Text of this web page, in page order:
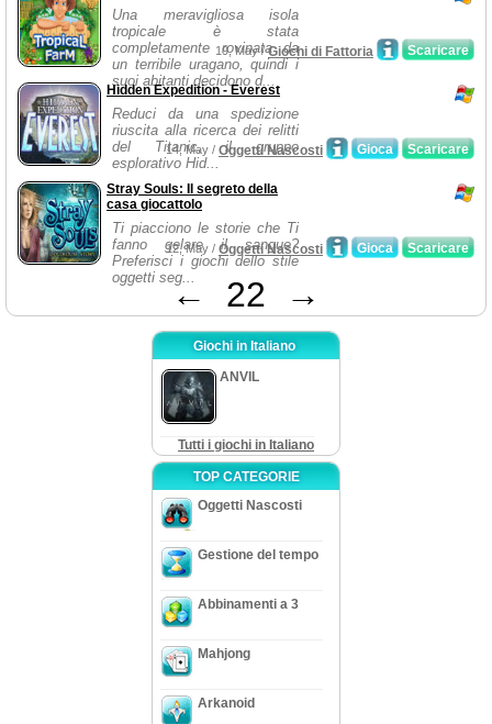
Una meravigliosa isola
tropicale è stata
completamente rovinata da
un terribile uragano, quindi i
suoi abitanti decidono d...
Scaricare
19, May /Giochi di Fattoria
Hidden Expedition - Everest
Reduci da una spedizione
riuscita alla ricerca dei relitti
del Titanic, il gruppo
esplorativo Hid...
Scaricare
Gioca
14, May / Oggetti Nascosti
Stray Souls: Il segreto della
casa giocattolo
Ti piacciono le storie che Ti
fanno gelare il sangue?
Preferisci i giochi dello stile
oggetti seg...
Scaricare
Gioca
12, May / Oggetti Nascosti
← 22 →
Giochi in Italiano
ANVIL
Tutti i giochi in Italiano
TOP CATEGORIE
Oggetti Nascosti
Gestione del tempo
Abbinamenti a 3
Mahjong
Arkanoid